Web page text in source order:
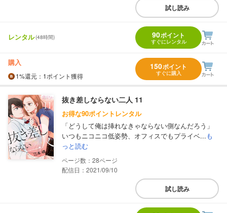
試し読み
レンタル(48時間) 90ポイント
すぐにレンタル
購入
1%還元 ：1ポイント獲得
150ポイント
すぐに購入
抜き差しならない二人 11
お得な90ポイントレンタル
「どうして俺は挿れなきゃならない側なんだろう」
いつもニコニコ低姿勢、オフィスでもプライベ...も
っと読む
28
配信日：2021/09/10
試し読み